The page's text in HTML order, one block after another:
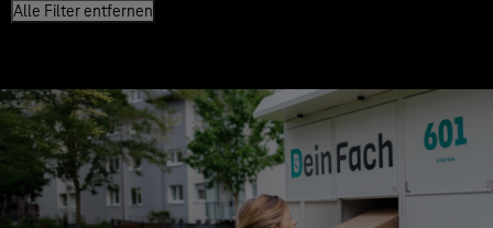
Alle Filter entfernen